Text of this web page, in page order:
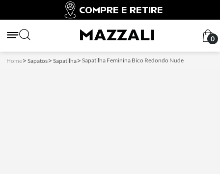
COMPRE E RETIRE
0
Home Sapatos Sapatilha Sapatilha Feminina Bico Redondo Nude